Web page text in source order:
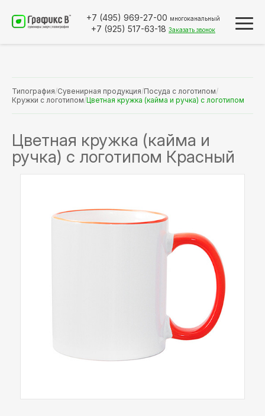
+7 (495) 969-27-00 многоканальный
+7 (925) 517-63-18 Заказать звонок
Типография/Сувенирная продукция/Посуда с логотипом/
Кружки с логотипом/Цветная кружка (кайма и ручка) с логотипом
Цветная кружка (кайма и
ручка) с логотипом Красный